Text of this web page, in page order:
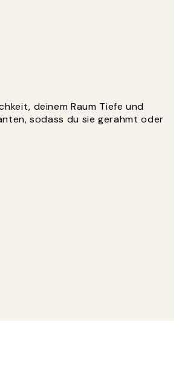
deinem Raum Tiefe und
sodass du sie gerahmt oder